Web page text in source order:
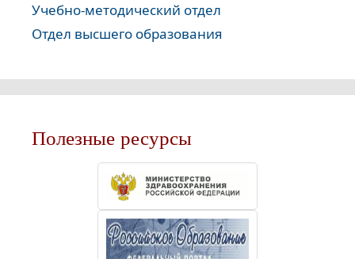
Учебно-методический отдел
Отдел высшего образования
Полезные ресурсы